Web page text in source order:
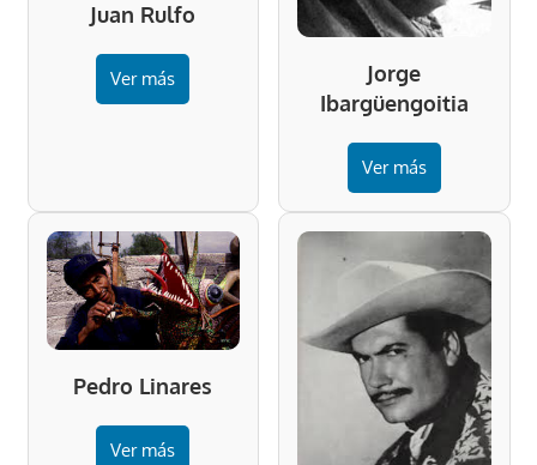
Juan Rulfo
Ver más
Jorge
Ibargüengoitia
Ver más
Pedro Linares
Ver más